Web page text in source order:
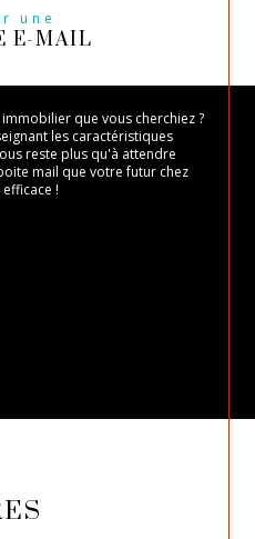
une
E-MAIL
que vous cherchiez ?
les caractéristiques
reste plus qu'à attendre
mail que votre futur chez
!